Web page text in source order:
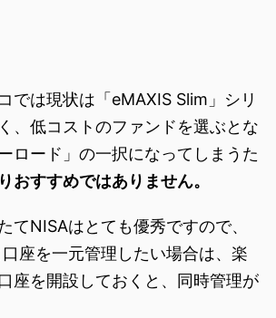
では現状は「eMAXIS Slim」シリ
、低コストのファンドを選ぶとな
ロード」の一択になってしまうた
おすすめではありません。
てNISAはとても優秀ですので、
座を一元管理したい場合は、楽
座を開設しておくと、同時管理が